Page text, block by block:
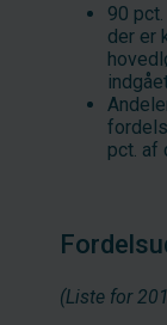
90
der er
pct. af
(Liste for